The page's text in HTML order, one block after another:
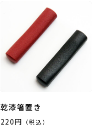
乾漆箸置き
220円 （税込）